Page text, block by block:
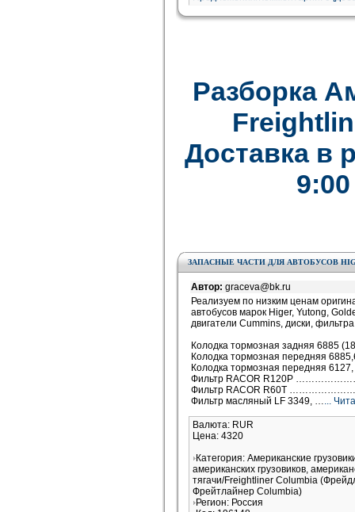
Разборка
Доставка в
ЗАПАСНЫЕ ЧАСТИ ДЛЯ АВТОБУСОВ
Автор: graceva@bk.ru
Реализуем по низким ценам
автобусов марок Higer, Yutong,
двигатели Cummins, диски,
Колодка тормозная задняя 6885
Колодка тормозная передняя
Колодка тормозная передняя
Фильтр RACOR R120P
Фильтр RACOR R60T
Фильтр масляный LF 3349, …...
Валюта: RUR
Цена: 4320
Категория: Американские
американских грузовиков,
тягачи/Freightliner Columbia
Фрейтлайнер Columbia)
Регион: Россия